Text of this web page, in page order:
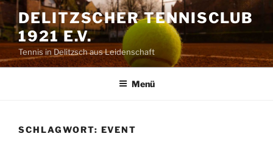
Zum
Inhalt
springen
DELITZSCHER TENNISCLUB
1921 E.V.
Tennis in Delitzsch aus Leidenschaft
Menü
SCHLAGWORT: EVENT